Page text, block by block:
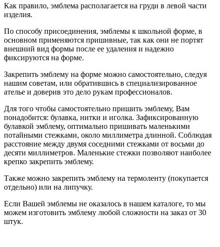
Как правило, эмблема располагается на груди в левой части
изделия.
По способу присоединения, эмблемы к школьной форме, в
основном применяются пришивные, так как они не портят
внешний вид формы после ее удаления и надежно
фиксируются на форме.
Закрепить эмблему на форме можно самостоятельно, следуя
нашим советам, или обратившись в специализированное
ателье и доверив это дело рукам профессионалов.
Для того чтобы самостоятельно пришить эмблему, Вам
понадобится: булавка, нитки и иголка. Зафиксированную
булавкой эмблему, оптимально пришивать маленькими
потайными стежками, около миллиметра длинной. Соблюдая
расстояние между двумя соседними стежками от восьми до
десяти миллиметров. Маленькие стежки позволяют наиболее
крепко закрепить эмблему.
Также можно закрепить эмблему на термоленту (покупается
отдельно) или на липучку.
Если Вашей эмблемы не оказалось в нашем каталоге, то мы
можем изготовить эмблему любой сложности на заказ от 30
штук.